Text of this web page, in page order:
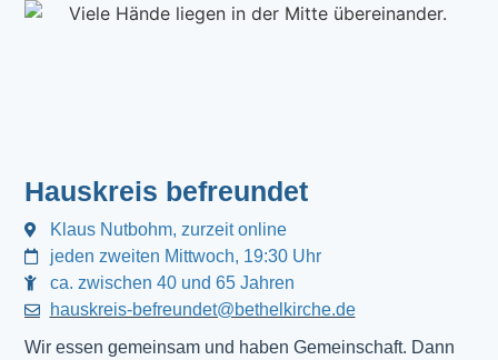
Hauskreis befreundet
Klaus Nutbohm, zurzeit online
jeden zweiten Mittwoch, 19:30 Uhr
ca. zwischen 40 und 65 Jahren
hauskreis-befreundet@bethelkirche.de
Wir essen gemeinsam und haben Gemeinschaft. Dann